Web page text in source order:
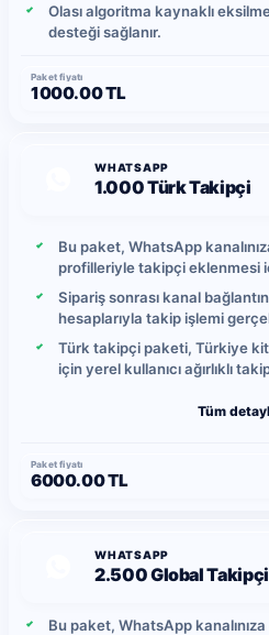
Olası algoritma kaynaklı
desteği sağlanır.
Paket fiyatı
1000.00 TL
WHATSAPP
1.000 Türk Takipçi
Bu paket, WhatsApp
profilleriyle takipçi eklenmesi
Sipariş sonrası kanal
hesaplarıyla takip işlemi
Türk takipçi paketi, Türkiye
için yerel kullanıcı ağırlıklı
Gönderimler kontrollü şekilde
arasında değişebilir.
Yerel kullanıcı hareketlerine
edebilir.
Tüm
Paket fiyatı
6000.00 TL
WHATSAPP
2.500 Global Takipçi
Bu paket, WhatsApp kanalınıza